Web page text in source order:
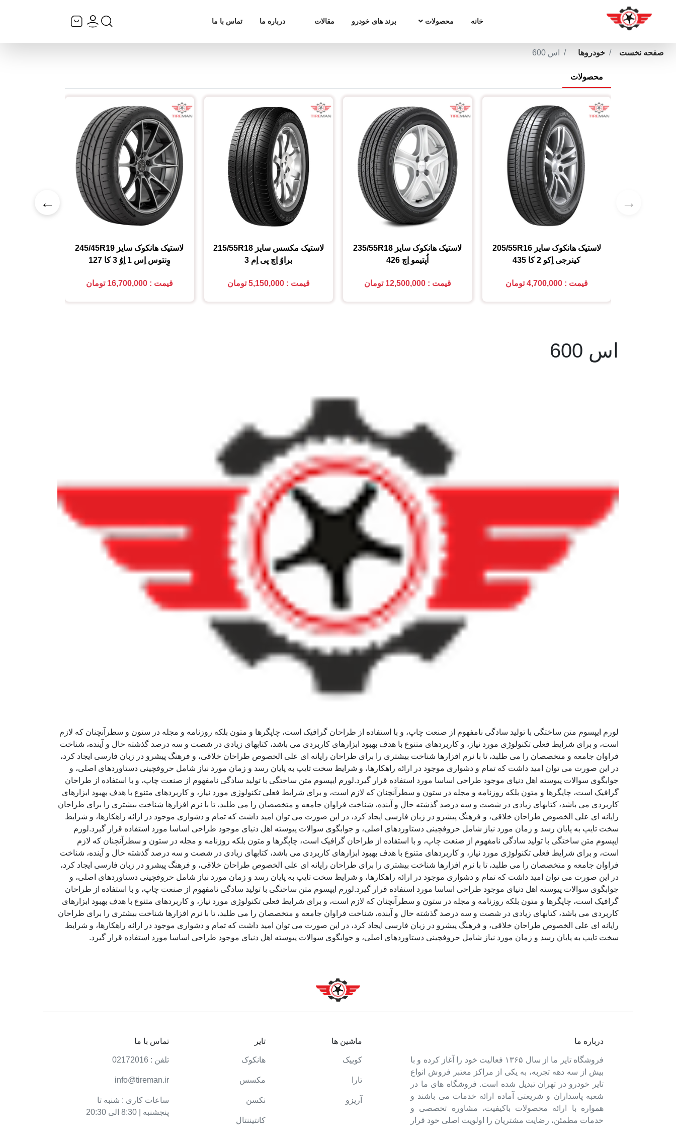
خانه محصولات برند های خودرو مقالات درباره ما تماس با ما
صفحه نخست خودروها اس 600
محصولات
→
←
لاستیک هانکوک سایز 205/55R16
کینرجی اِکو 2 کا 435
قیمت : 4,700,000 تومان
لاستیک هانکوک سایز 235/55R18
اُپتیمو اِچ 426
قیمت : 12,500,000 تومان
لاستیک مکسس سایز 215/55R18
براوُ اِچ پی اِم 3
قیمت : 5,150,000 تومان
لاستیک هانکوک سایز 245/45R19
وِنتوس اِس 1 اِوُ 3 کا 127
قیمت : 16,700,000 تومان
اس 600
لورم ایپسوم متن ساختگی با تولید سادگی نامفهوم از صنعت چاپ، و با استفاده از طراحان گرافیک است، چاپگرها و متون بلکه روزنامه و مجله در ستون و سطرآنچنان که لازم
است، و برای شرایط فعلی تکنولوژی مورد نیاز، و کاربردهای متنوع با هدف بهبود ابزارهای کاربردی می باشد، کتابهای زیادی در شصت و سه درصد گذشته حال و آینده، شناخت
فراوان جامعه و متخصصان را می طلبد، تا با نرم افزارها شناخت بیشتری را برای طراحان رایانه ای علی الخصوص طراحان خلاقی، و فرهنگ پیشرو در زبان فارسی ایجاد کرد،
در این صورت می توان امید داشت که تمام و دشواری موجود در ارائه راهکارها، و شرایط سخت تایپ به پایان رسد و زمان مورد نیاز شامل حروفچینی دستاوردهای اصلی، و
جوابگوی سوالات پیوسته اهل دنیای موجود طراحی اساسا مورد استفاده قرار گیرد.لورم ایپسوم متن ساختگی با تولید سادگی نامفهوم از صنعت چاپ، و با استفاده از طراحان
گرافیک است، چاپگرها و متون بلکه روزنامه و مجله در ستون و سطرآنچنان که لازم است، و برای شرایط فعلی تکنولوژی مورد نیاز، و کاربردهای متنوع با هدف بهبود ابزارهای
کاربردی می باشد، کتابهای زیادی در شصت و سه درصد گذشته حال و آینده، شناخت فراوان جامعه و متخصصان را می طلبد، تا با نرم افزارها شناخت بیشتری را برای طراحان
رایانه ای علی الخصوص طراحان خلاقی، و فرهنگ پیشرو در زبان فارسی ایجاد کرد، در این صورت می توان امید داشت که تمام و دشواری موجود در ارائه راهکارها، و شرایط
سخت تایپ به پایان رسد و زمان مورد نیاز شامل حروفچینی دستاوردهای اصلی، و جوابگوی سوالات پیوسته اهل دنیای موجود طراحی اساسا مورد استفاده قرار گیرد.لورم
ایپسوم متن ساختگی با تولید سادگی نامفهوم از صنعت چاپ، و با استفاده از طراحان گرافیک است، چاپگرها و متون بلکه روزنامه و مجله در ستون و سطرآنچنان که لازم
است، و برای شرایط فعلی تکنولوژی مورد نیاز، و کاربردهای متنوع با هدف بهبود ابزارهای کاربردی می باشد، کتابهای زیادی در شصت و سه درصد گذشته حال و آینده، شناخت
فراوان جامعه و متخصصان را می طلبد، تا با نرم افزارها شناخت بیشتری را برای طراحان رایانه ای علی الخصوص طراحان خلاقی، و فرهنگ پیشرو در زبان فارسی ایجاد کرد،
در این صورت می توان امید داشت که تمام و دشواری موجود در ارائه راهکارها، و شرایط سخت تایپ به پایان رسد و زمان مورد نیاز شامل حروفچینی دستاوردهای اصلی، و
جوابگوی سوالات پیوسته اهل دنیای موجود طراحی اساسا مورد استفاده قرار گیرد.لورم ایپسوم متن ساختگی با تولید سادگی نامفهوم از صنعت چاپ، و با استفاده از طراحان
گرافیک است، چاپگرها و متون بلکه روزنامه و مجله در ستون و سطرآنچنان که لازم است، و برای شرایط فعلی تکنولوژی مورد نیاز، و کاربردهای متنوع با هدف بهبود ابزارهای
کاربردی می باشد، کتابهای زیادی در شصت و سه درصد گذشته حال و آینده، شناخت فراوان جامعه و متخصصان را می طلبد، تا با نرم افزارها شناخت بیشتری را برای طراحان
رایانه ای علی الخصوص طراحان خلاقی، و فرهنگ پیشرو در زبان فارسی ایجاد کرد، در این صورت می توان امید داشت که تمام و دشواری موجود در ارائه راهکارها، و شرایط
سخت تایپ به پایان رسد و زمان مورد نیاز شامل حروفچینی دستاوردهای اصلی، و جوابگوی سوالات پیوسته اهل دنیای موجود طراحی اساسا مورد استفاده قرار گیرد.
درباره ما
فروشگاه تایر ما از سال ۱۳۶۵ فعالیت خود را آغاز کرده و با
بیش از سه دهه تجربه، به یکی از مراکز معتبر فروش انواع
تایر خودرو در تهران تبدیل شده است. فروشگاه های ما در
شعبه پاسداران و شریعتی آماده ارائه خدمات می باشند و
همواره با ارائه محصولات باکیفیت، مشاوره تخصصی و
خدمات مطمئن، رضایت مشتریان را اولویت اصلی خود قرار
ماشین ها
کوییک
تارا
آریزو
تایر
هانکوک
مکسس
نکسن
کانتیننتال
تماس با ما
تلفن : 02172016
info@tireman.ir
ساعات کاری : شنبه تا
پنجشنبه | 8:30 الی 20:30